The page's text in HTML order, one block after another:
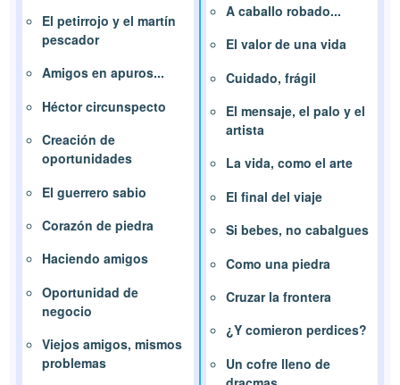
El petirrojo y el martín
pescador
Amigos en apuros...
Héctor circunspecto
Creación de
oportunidades
El guerrero sabio
Corazón de piedra
Haciendo amigos
Oportunidad de
negocio
Viejos amigos, mismos
problemas
A caballo robado...
El valor de una vida
Cuidado, frágil
El mensaje, el palo y el
artista
La vida, como el arte
El final del viaje
Si bebes, no cabalgues
Como una piedra
Cruzar la frontera
¿Y comieron perdices?
Un cofre lleno de